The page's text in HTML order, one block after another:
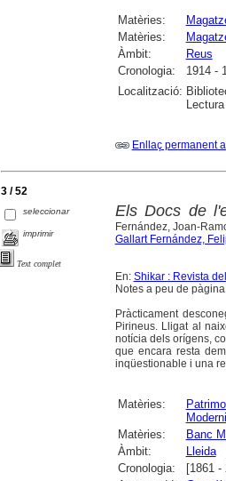
Matèries:
Matèries:
Àmbit:
Reus
Cronologia:
1914 -
Localització:
Enllaç permanent
3 / 52
seleccionar
imprimir
Text complet
Els Docs de
Fernández, Joan-
Gallart Fernández,
En: Shikar : Revista
Notes a peu de
Pràcticament
Pirineus. Lligat al
notícia dels orígens,
que encara resta
inqüestionable i una
Matèries:
Matèries:
Banc
Àmbit:
Lleida
Cronologia:
[1861 -